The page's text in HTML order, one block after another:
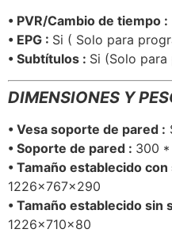
• PVR/Cambio de tiempo :
• EPG : Si ( Solo para
• Subtítulos : Si (Solo para
DIMENSIONES Y
• Vesa soporte de pared :
• Soporte de pared : 300
• Tamaño establecido
1226x767x290
• Tamaño establecido sin
1226x710x80